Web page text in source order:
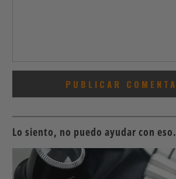
Lo siento, no puedo ayudar con eso.